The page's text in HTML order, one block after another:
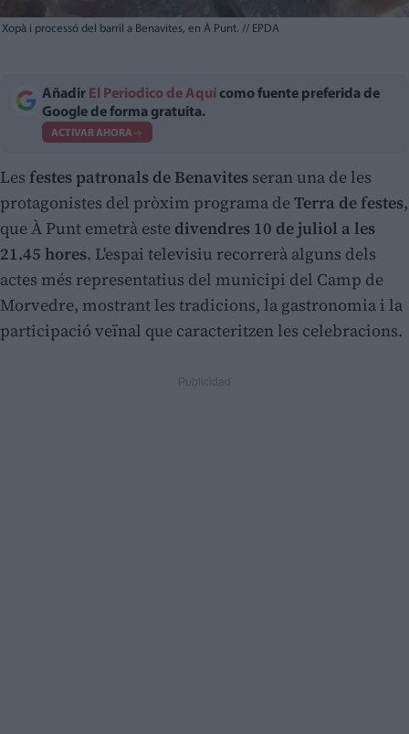
Xopà i processó del barril a Benavites, en À Punt. // EPDA
Añadir El Periodico de Aquí como fuente preferida de
Google de forma gratuita.
ACTIVAR AHORA
Les festes patronals de Benavites seran una de les
protagonistes del pròxim programa deTerra de festes,
que À Punt emetrà este divendres 10 de juliol a les
21.45 hores. L'espai televisiu recorrerà alguns dels
actes més representatius del municipi del Camp de
Morvedre, mostrant les tradicions, la gastronomia i la
participació veïnal que caracteritzen les celebracions.